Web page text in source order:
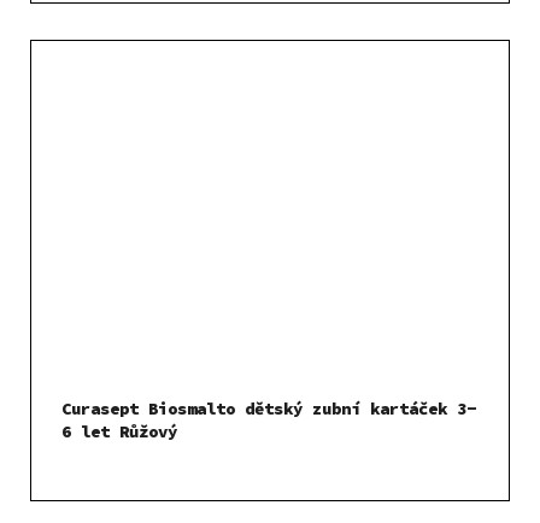
Curasept Biosmalto dětský zubní kartáček 3-
6 let Růžový